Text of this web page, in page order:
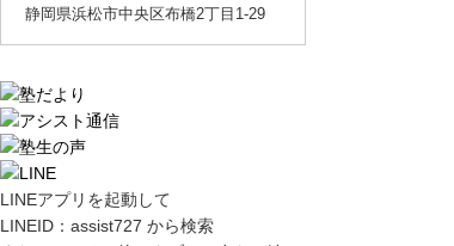
静岡県浜松市中央区布橋2丁目1-29
LINEアプリを起動して
LINEID： assist727 から検索